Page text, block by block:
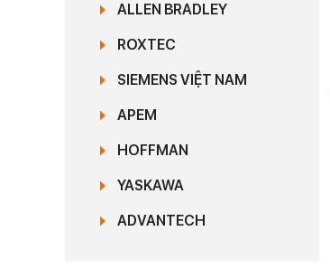
ALLEN BRADLEY
ROXTEC
SIEMENS VIỆT NAM
APEM
HOFFMAN
YASKAWA
ADVANTECH